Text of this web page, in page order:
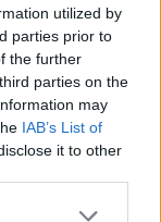
utilized by
parties prior to
the further
parties on the
may
IAB’s List of
it to other
για
άλλα
χάπια και